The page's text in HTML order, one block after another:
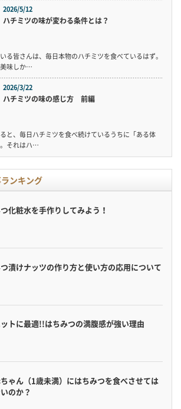
2026/5/12
ハチミツの味が変わる条件とは？
る皆さんは、毎日本物のハチミツを食べているはず。
味しか…
2026/3/22
ハチミツの味の感じ方 前編
と、毎日ハチミツを食べ続けているうちに「ある体
それはハ…
ンキング
化粧水を手作りしてみよう！
漬けナッツの作り方と使い方の応用について
トに最適!!はちみつの満腹感が強い理由
ゃん（1歳未満）にはちみつを食べさせては
のか？